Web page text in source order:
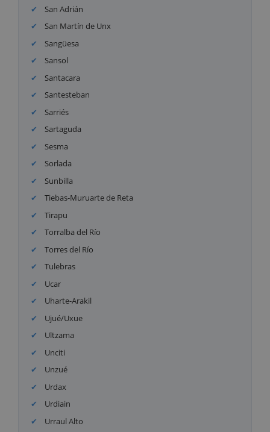
San Adrián
San Martín de Unx
Sangüesa
Sansol
Santacara
Santesteban
Sarriés
Sartaguda
Sesma
Sorlada
Sunbilla
Tiebas-Muruarte de Reta
Tirapu
Torralba del Río
Torres del Río
Tulebras
Ucar
Uharte-Arakil
Ujué/Uxue
Ultzama
Unciti
Unzué
Urdax
Urdiain
Urraul Alto